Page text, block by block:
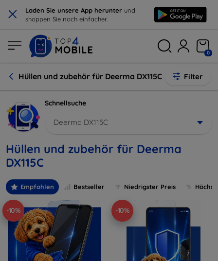
× Laden Sie unsere App herunter und
shoppen Sie noch einfacher.
0
Hüllen und zubehör für Deerma DX115C Filter
Schnellsuche
Deerma DX115C
Hüllen und zubehör für Deerma
DX115C
Empfohlen Bestseller Niedrigster Preis
-10% -10%